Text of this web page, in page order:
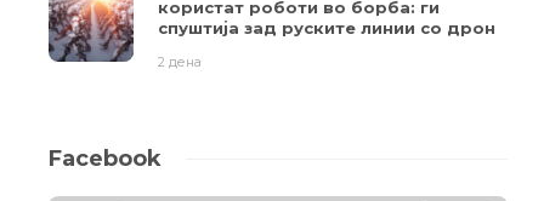
користат роботи во борба: ги
спуштија зад руските линии со дрон
2 дена
Facebook